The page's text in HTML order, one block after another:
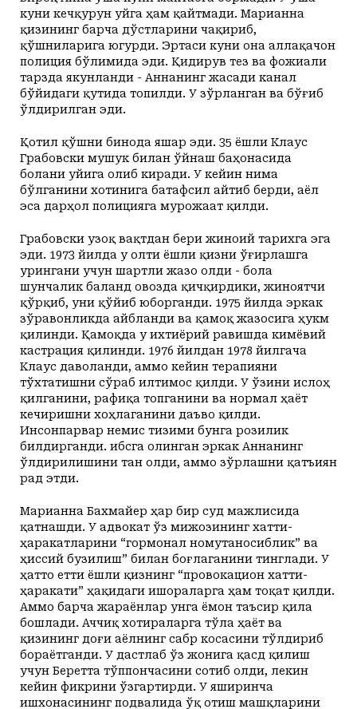
куни кечқурун уйга ҳам қайтмади. Марианна
қизининг барча дўстларини чақириб,
қўшниларига югурди. Эртаси куни она аллақачон
полиция бўлимида эди. Қидирув тез ва фожиали
тарзда якунланди - Аннанинг жасади канал
бўйидаги қутида топилди. У зўрланган ва бўғиб
ўлдирилган эди.
Қотил қўшни бинода яшар эди. 35 ёшли Клаус
Грабовски мушук билан ўйнаш баҳонасида
болани уйига олиб киради. У кейин нима
бўлганини хотинига батафсил айтиб берди, аёл
эса дарҳол полицияга мурожаат қилди.
Грабовски узоқ вақтдан бери жиноий тарихга эга
эди. 1973 йилда у олти ёшли қизни ўғирлашга
урингани учун шартли жазо олди - бола
шунчалик баланд овозда қичқирдики, жиноятчи
қўрқиб, уни қўйиб юборганди. 1975 йилда эркак
зўравонликда айбланди ва қамоқ жазосига ҳукм
қилинди. Қамоқда у ихтиёрий равишда кимёвий
кастрация қилинди. 1976 йилдан 1978 йилгача
Клаус даволанди, аммо кейин терапияни
тўхтатишни сўраб илтимос қилди. У ўзини ислоҳ
қилганини, рафиқа топганини ва нормал ҳаёт
кечиришни хоҳлаганини даъво қилди.
Инсонпарвар немис тизими бунга розилик
билдирганди. Ҳибсга олинган эркак Аннанинг
ўлдирилишини тан олди, аммо зўрлашни қатъиян
рад этди.
Марианна Бахмайер ҳар бир суд мажлисида
қатнашди. У адвокат ўз мижозининг хатти-
ҳаракатларини “гормонал номутаносиблик” ва
ҳиссий бузилиш” билан боғлаганини тинглади. У
ҳатто етти ёшли қизнинг “провокацион хатти-
ҳаракати” ҳақидаги ишораларга ҳам тоқат қилди.
Аммо барча жараёнлар унга ёмон таъсир қила
бошлади. Аччиқ хотираларга тўла ҳаёт ва
қизининг доғи аёлнинг сабр косасини тўлдириб
бораётганди. У дастлаб ўз жонига қасд қилиш
учун Беретта тўппончасини сотиб олди, лекин
кейин фикрини ўзгартирди. У яширинча
ишхонасининг подвалида ўқ отиш машқларини